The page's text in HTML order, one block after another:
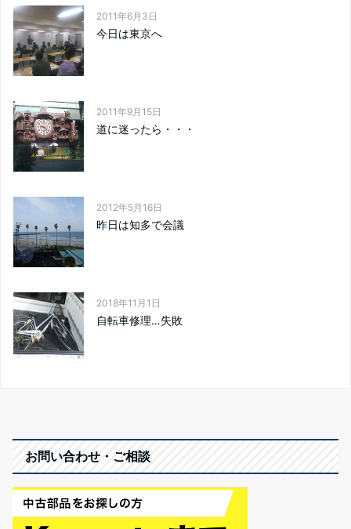
2011年6月3日
今日は東京へ
2011年9月15日
道に迷ったら・・・
2012年5月16日
昨日は知多で会議
2018年11月1日
自転車修理…失敗
お問い合わせ・ご相談